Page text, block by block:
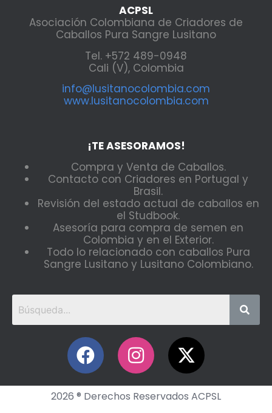
ACPSL
Asociación Colombiana de Criadores de
Caballos Pura Sangre Lusitano
Tel. +572 489-0948
Cali (V), Colombia
info@lusitanocolombia.com
www.lusitanocolombia.com
¡TE ASESORAMOS!
Compra y Venta de Caballos.
Contacto con Criadores en Portugal y
Brasil.
Revisión del estado actual de caballos en
el Studbook.
Asesoría para compra de semen en
Colombia y en el Exterior.
Todo lo relacionado con caballos Pura
Sangre Lusitano y Lusitano Colombiano.
2026 ® Derechos Reservados ACPSL